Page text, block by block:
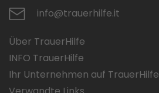
info@trauerhilfe.it
Über TrauerHilfe
INFO TrauerHilfe
Ihr Unternehmen auf TrauerHilfe